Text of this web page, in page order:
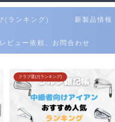
(ランキング) 新製品情報
レビュー依頼、お問合わせ